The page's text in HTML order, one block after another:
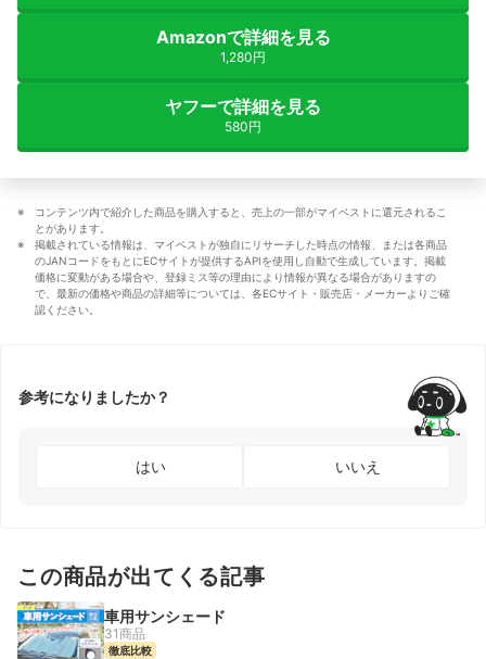
Amazonで詳細を見る
1,280円
ヤフーで詳細を見る
580円
コンテンツ内で紹介した商品を購入すると、売上の一部がマイベストに還元されるこ
とがあります。
掲載されている情報は、マイベストが独自にリサーチした時点の情報、または各商品
のJANコードをもとにECサイトが提供するAPIを使用し自動で生成しています。掲載
価格に変動がある場合や、登録ミス等の理由により情報が異なる場合がありますの
で、最新の価格や商品の詳細等については、各ECサイト・販売店・メーカーよりご確
認ください。
参考になりましたか？
はい いいえ
この商品が出てくる記事
車用サンシェード
31商品
徹底比較